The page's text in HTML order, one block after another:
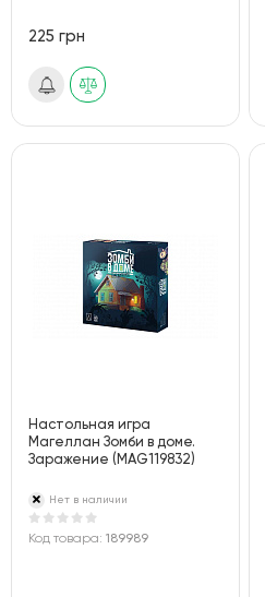
225 грн
Настольная игра
Магеллан Зомби в доме.
Заражение (MAG119832)
Нет в наличии
Код товара: 189989